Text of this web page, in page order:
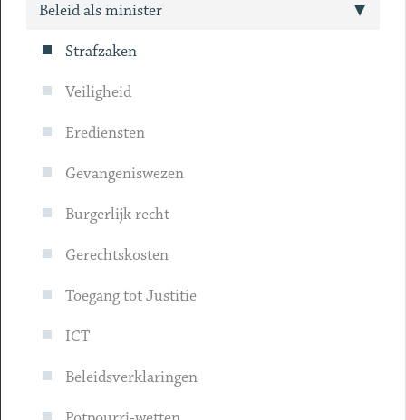
Beleid als minister
Strafzaken
Veiligheid
Erediensten
Gevangeniswezen
Burgerlijk recht
Gerechtskosten
Toegang tot Justitie
ICT
Beleidsverklaringen